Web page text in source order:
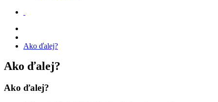
Ako ďalej?
Ako ďalej?
Ako ďalej?